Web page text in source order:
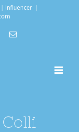
Influencer |
Email